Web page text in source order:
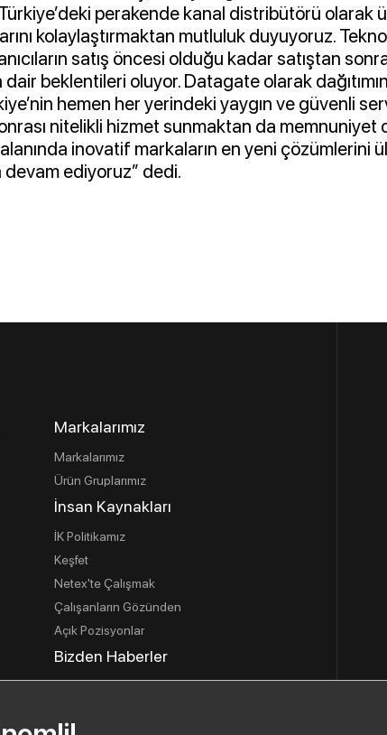
perakende kanal distribütörü olarak
kolaylaştırmaktan mutluluk duyuyoruz.
satış öncesi olduğu kadar satıştan
beklentileri oluyor. Datagate olarak
hemen her yerindeki yaygın ve güvenli
nitelikli hizmet sunmaktan da memnuniyet
inovatif markaların en yeni çözümlerini
devam ediyoruz” dedi.
Markalarımız
Markalarımız
Ürün Gruplarımız
İnsan Kaynakları
İK Politikamız
Keşfet
Netex'te Çalışmak
Çalışanların Gözünden
Açık Pozisyonlar
Bizden Haberler